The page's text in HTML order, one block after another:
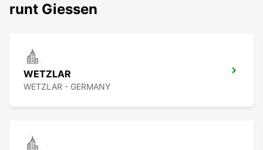
runt Giessen
WETZLAR
WETZLAR - GERMANY